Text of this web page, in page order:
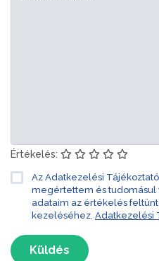
Értékelés:
Az Adatkezelési
megértettem és tudomásul
adataim az értékelés
kezeléséhez. Adatkezelési
Küldés